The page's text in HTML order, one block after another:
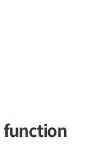
function